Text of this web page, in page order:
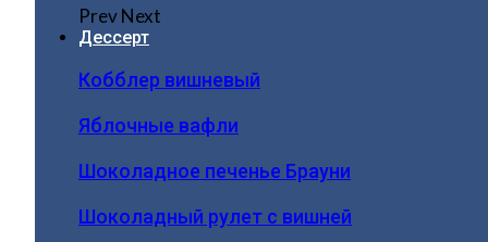
PrevNext
Дессерт
Кобблер вишневый
Яблочные вафли
Шоколадное печенье Брауни
Шоколадный рулет с вишней